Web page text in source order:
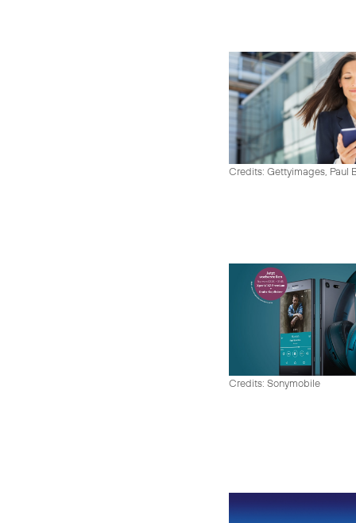
Credits: Gettyimages, Paul
Credits: Sonymobile